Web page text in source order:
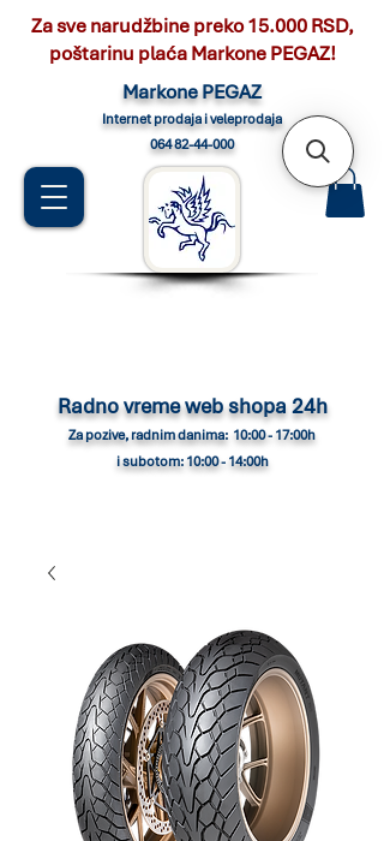
Markone PEGAZ
Internet prodaja i veleprodaja
064 82-44-000
Radno vreme web shopa 24h
Za pozive, radnim danima: 10:00 - 17:00h
i subotom: 10:00 - 14:00h
Za sve narudžbine preko 15.000 RSD,
poštarinu plaća Markone PEGAZ!